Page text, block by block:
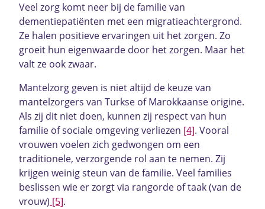
Veel zorg komt neer bij de familie van
dementiepatiënten met een migratieachtergrond.
Ze halen positieve ervaringen uit het zorgen. Zo
groeit hun eigenwaarde door het zorgen. Maar het
valt ze ook zwaar.
Mantelzorg geven is niet altijd de keuze van
mantelzorgers van Turkse of Marokkaanse origine.
Als zij dit niet doen, kunnen zij respect van hun
familie of sociale omgeving verliezen [4]. Vooral
vrouwen voelen zich gedwongen om een
traditionele, verzorgende rol aan te nemen. Zij
krijgen weinig steun van de familie. Veel families
beslissen wie er zorgt via rangorde of taak (van de
vrouw) [5].